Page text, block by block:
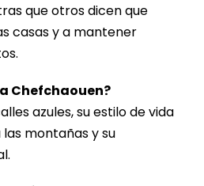
que otros dicen que
casas y a mantener
Chefchaouen?
azules, su estilo de vida
montañas y su